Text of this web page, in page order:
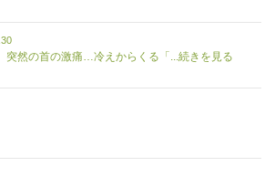
突然の首の激痛…冷えからくる「...続きを見る